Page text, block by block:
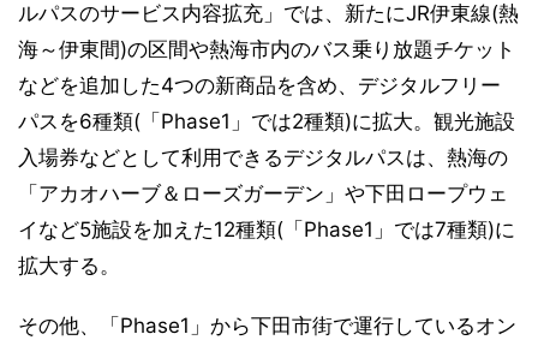
ルパスのサービス内容拡充」では、新たにJR伊東線(熱
海～伊東間)の区間や熱海市内のバス乗り放題チケット
などを追加した4つの新商品を含め、デジタルフリー
パスを6種類(「Phase1」では2種類)に拡大。観光施設
入場券などとして利用できるデジタルパスは、熱海の
「アカオハーブ＆ローズガーデン」や下田ロープウェ
イなど5施設を加えた12種類(「Phase1」では7種類)に
拡大する。
その他、「Phase1」から下田市街で運行しているオン